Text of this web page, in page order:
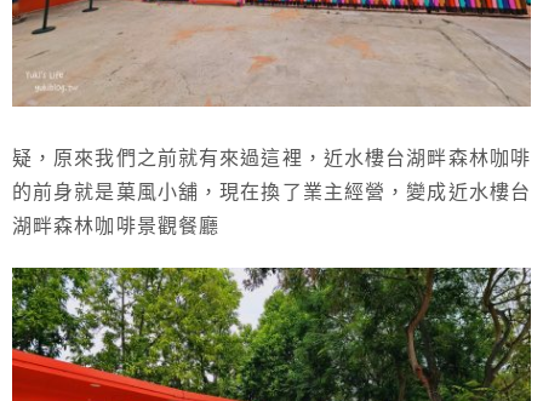
疑，原來我們之前就有來過這裡，近水樓台湖畔森林咖啡
的前身就是菓風小舖，現在換了業主經營，變成近水樓台
湖畔森林咖啡景觀餐廳